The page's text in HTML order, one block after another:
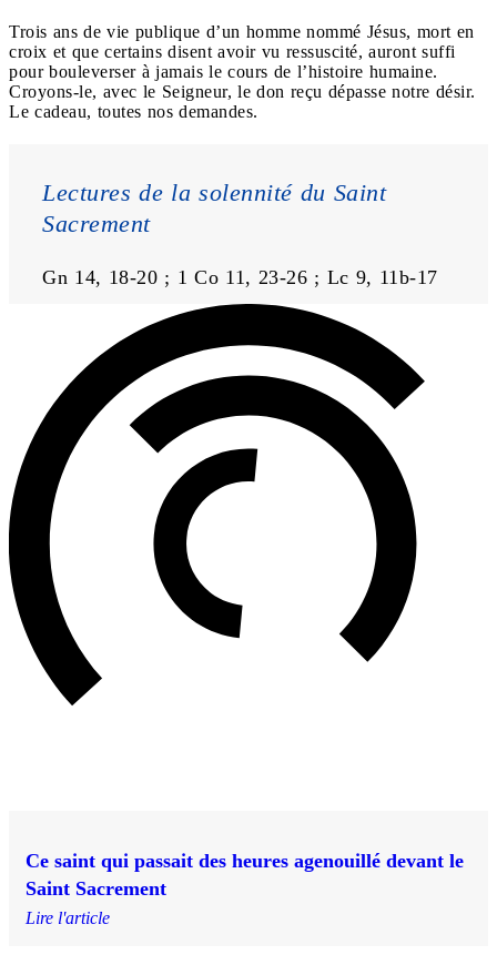
Trois ans de vie publique d’un homme nommé Jésus, mort en
croix et que certains disent avoir vu ressuscité, auront suffi
pour bouleverser à jamais le cours de l’histoire humaine.
Croyons-le, avec le Seigneur, le don reçu dépasse notre désir.
Le cadeau, toutes nos demandes.
Lectures de la solennité du Saint
Sacrement
Gn 14, 18-20 ; 1 Co 11, 23-26 ; Lc 9, 11b-17
Ce saint qui passait des heures agenouillé devant le
Saint Sacrement
Lire l'article